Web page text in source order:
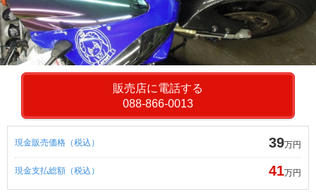
販売店に電話する
088-866-0013
現金販売価格（税込） 39万円
現金支払総額（税込） 41万円